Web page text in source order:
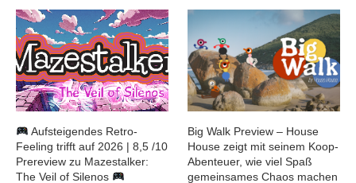
Aufsteigendes Retro-
Feeling trifft auf 2026 | 8,5 /10
Prereview zu Mazestalker:
The Veil of Silenos
Big Walk Preview – House
House zeigt mit seinem Koop-
Abenteuer, wie viel Spaß
gemeinsames Chaos machen